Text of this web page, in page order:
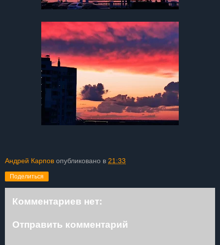
Андрей Карпов опубликовано в 21:33
Поделиться
Комментариев нет:
Отправить комментарий